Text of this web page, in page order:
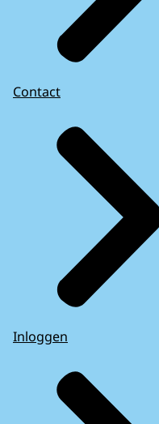
Contact
Inloggen